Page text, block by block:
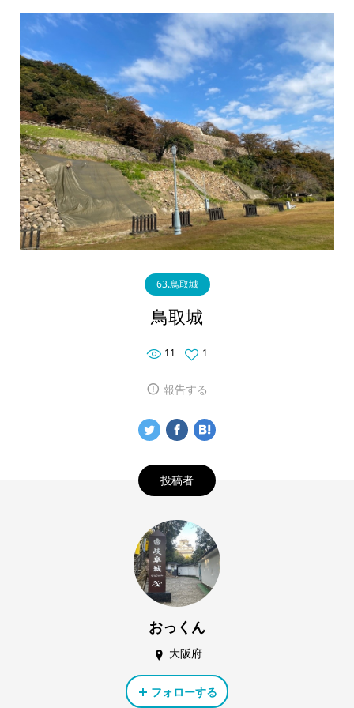
63.鳥取城
鳥取城
11 1
報告する
投稿者
おっくん
大阪府
フォローする